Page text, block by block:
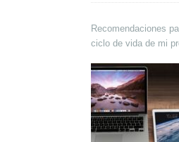
Recomendaciones
ciclo de vida de mi